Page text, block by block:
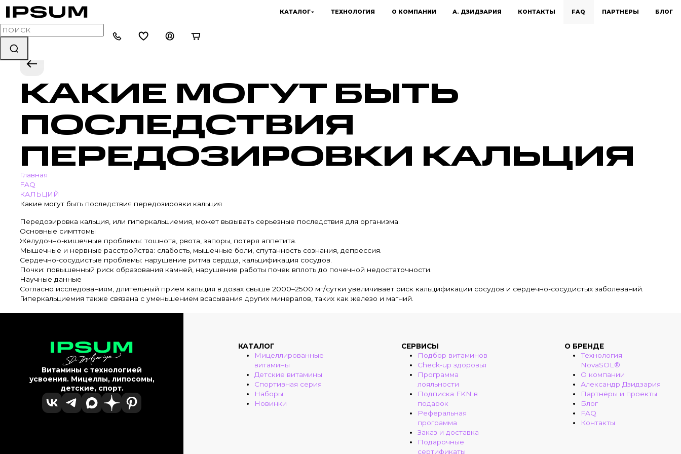
КАТАЛОГ ТЕХНОЛОГИЯ О КОМПАНИИ А. ДЗИДЗАРИЯ КОНТАКТЫ FAQ ПАРТНЕРЫ БЛОГ
КАКИЕ МОГУТ БЫТЬ
ПОСЛЕДСТВИЯ
ПЕРЕДОЗИРОВКИ КАЛЬЦИЯ
Главная
FAQ
КАЛЬЦИЙ
Какие могут быть последствия передозировки кальция
Передозировка кальция, или гиперкальциемия, может вызывать серьезные последствия для организма.
Основные симптомы
Желудочно-кишечные проблемы: тошнота, рвота, запоры, потеря аппетита.
Мышечные и нервные расстройства: слабость, мышечные боли, спутанность сознания, депрессия.
Сердечно-сосудистые проблемы: нарушение ритма сердца, кальцификация сосудов.
Почки: повышенный риск образования камней, нарушение работы почек вплоть до почечной недостаточности.
Научные данные
Согласно исследованиям, длительный прием кальция в дозах свыше 2000–2500 мг/сутки увеличивает риск кальцификации сосудов и сердечно-сосудистых заболеваний.
Гиперкальциемия также связана с уменьшением всасывания других минералов, таких как железо и магний.
Витамины с технологией
усвоения. Мицеллы, липосомы,
детские, спорт.
КАТАЛОГ
Мицеллированные
витамины
Детские витамины
Спортивная серия
Наборы
Новинки
СЕРВИСЫ
Подбор витаминов
Check-up здоровья
Программа
лояльности
Подписка FKN в
подарок
Реферальная
программа
Заказ и доставка
Подарочные
сертификаты
О БРЕНДЕ
Технология
NovaSOL®
О компании
Александр Дзидзария
Партнёры и проекты
Блог
FAQ
Контакты